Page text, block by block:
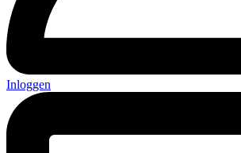
Inloggen